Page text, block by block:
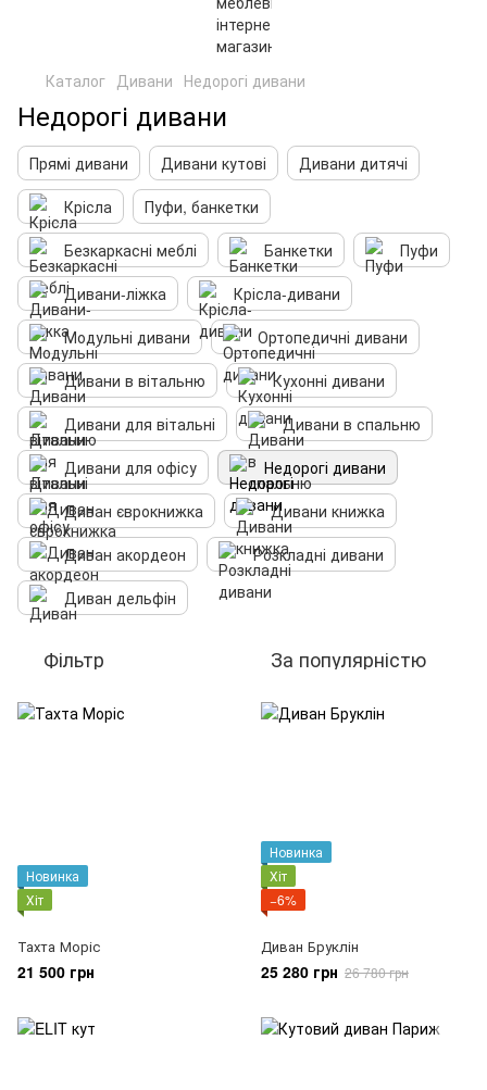
Каталог Дивани Недорогі дивани
Недорогі дивани
Прямі дивани Дивани кутові
Дивани дитячі
Крісла
Пуфи, банкетки
Безкаркасні меблі
Банкетки
Пуфи
Дивани-ліжка
Крісла-дивани
Модульні дивани
Ортопедичні дивани
Дивани в вітальню
Кухонні дивани
Дивани для вітальні
Дивани в спальню
Дивани для офісу
Недорогі дивани
Диван єврокнижка
Дивани книжка
Диван акордеон
Розкладні дивани
Диван дельфін
Фільтр За популярністю
Новинка
Хіт
Тахта Моріс
21 500 грн
Новинка
Хіт
−6%
Диван Бруклін
25 280 грн 26 780 грн